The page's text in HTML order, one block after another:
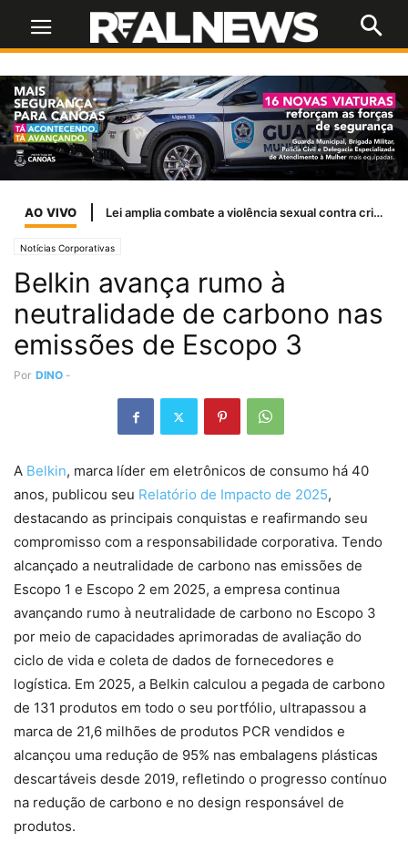
AO VIVO A liberdade de expressão
Notícias Corporativas
Belkin avança rumo à
neutralidade de carbono nas
emissões de Escopo 3
Por DINO -
A Belkin, marca líder em eletrônicos de consumo há 40
anos, publicou seu Relatório de Impacto de 2025,
destacando as principais conquistas e reafirmando seu
compromisso com a responsabilidade corporativa. Tendo
alcançado a neutralidade de carbono nas emissões de
Escopo 1 e Escopo 2 em 2025, a empresa continua
avançando rumo à neutralidade de carbono no Escopo 3
por meio de capacidades aprimoradas de avaliação do
ciclo de vida e coleta de dados de fornecedores e
logística. Em 2025, a Belkin calculou a pegada de carbono
de 131 produtos em todo o seu portfólio, ultrapassou a
marca de 21,6 milhões de produtos PCR vendidos e
alcançou uma redução de 95% nas embalagens plásticas
descartáveis ​​desde 2019, refletindo o progresso contínuo
na redução de carbono e no design responsável de
produtos.